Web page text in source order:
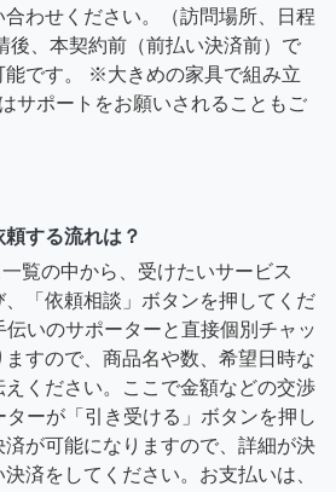
わせください。（訪問場所、日程
、本契約前（前払い決済前）で
能です。 ※大きめの家具で組み立
サポートをお願いされることもご
する流れは？
覧の中から、受けたいサービス
、「依頼相談」ボタンを押してくだ
伝いのサポーターと直接個別チャッ
ますので、商品名や数、希望日時な
ください。ここで金額などの交渉
ターが「引き受ける」ボタンを押し
が可能になりますので、詳細が決
済をしてください。お支払いは、